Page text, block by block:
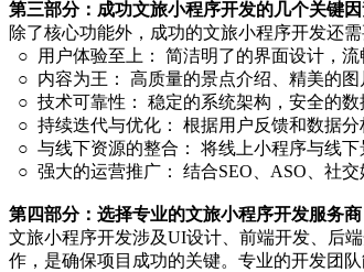
第三部分：成功文旅小程序开发的几个关键
除了核心功能外，成功的文旅小程序开发还
○ 用户体验至上： 简洁明了的界面设计，
○ 内容为王： 高质量的景点介绍、精美的图
○ 技术可靠性： 稳定的系统架构，安全的数
○ 持续迭代与优化： 根据用户反馈和数据分
○ 与线下资源的整合： 将线上小程序与线
○ 强大的运营推广： 结合SEO、ASO、社
第四部分：选择专业的文旅小程序开发服务商
文旅小程序开发涉及UI设计、前端开发、后
作，是确保项目成功的关键。专业的开发团队